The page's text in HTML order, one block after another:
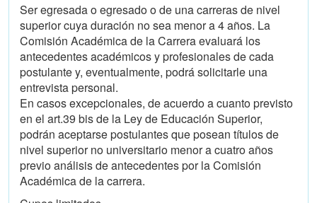
Ser egresada o egresado o de una carreras de nivel
superior cuya duración no sea menor a 4 años. La
Comisión Académica de la Carrera evaluará los
antecedentes académicos y profesionales de cada
postulante y, eventualmente, podrá solicitarle una
entrevista personal.
En casos excepcionales, de acuerdo a cuanto previsto
en el art.39 bis de la Ley de Educación Superior,
podrán aceptarse postulantes que posean títulos de
nivel superior no universitario menor a cuatro años
previo análisis de antecedentes por la Comisión
Académica de la carrera.